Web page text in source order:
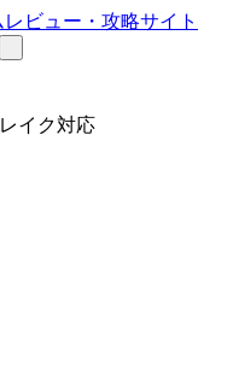
イク対応